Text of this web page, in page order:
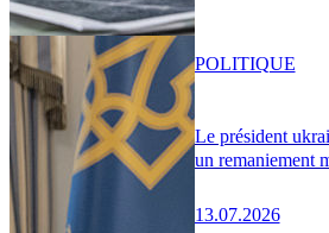
Le président
un remaniement
13.07.2026
POLITIQUE